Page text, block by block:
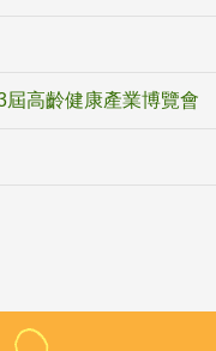
高齡健康產業博覽會